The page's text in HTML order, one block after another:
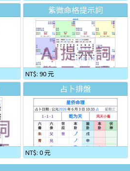
紫微命格提示詞
NT$: 90 元
占卜排盤
NT$: 0 元